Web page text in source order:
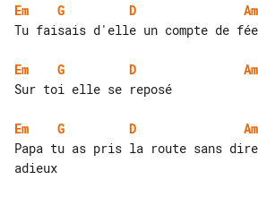
Em G D
Am
Tu faisais d'elle un compte de
Em G D
Am
Sur toi elle se reposé
Em G D
Am
Papa tu as pris la route sans dire
adieux